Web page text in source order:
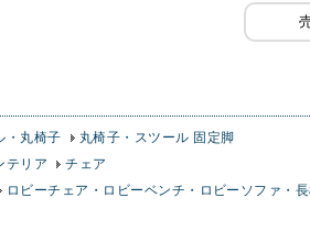
・丸椅子
丸椅子・スツール 固定脚
テリア
チェア
ロビーチェア・ロビーベンチ・ロビーソファ・